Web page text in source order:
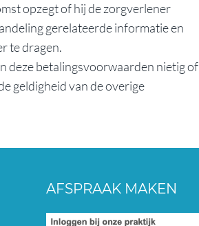
opzegt of hij de zorgverlener
gerelateerde informatie en
te dragen.
deze betalingsvoorwaarden nietig of
geldigheid van de overige
AFSPRAAK MAKEN